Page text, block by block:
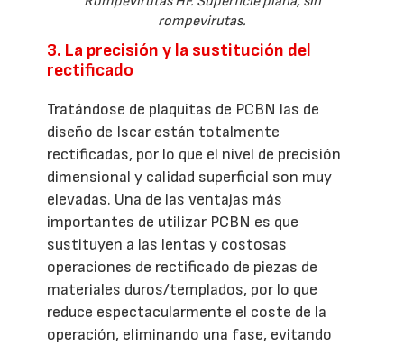
rompevirutas.
3. La precisión y la sustitución del
rectificado
Tratándose de plaquitas de PCBN las de
diseño de Iscar están totalmente
rectificadas, por lo que el nivel de precisión
dimensional y calidad superficial son muy
elevadas. Una de las ventajas más
importantes de utilizar PCBN es que
sustituyen a las lentas y costosas
operaciones de rectificado de piezas de
materiales duros/templados, por lo que
reduce espectacularmente el coste de la
operación, eliminando una fase, evitando